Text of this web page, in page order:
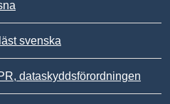
svenska
dataskyddsförordningen